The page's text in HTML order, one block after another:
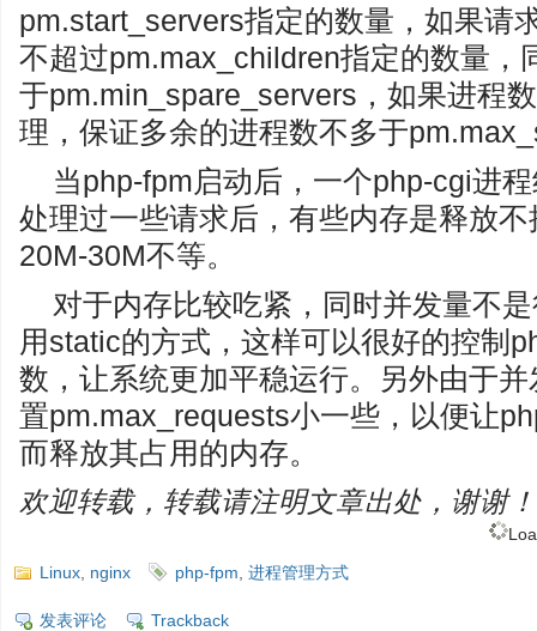
pm.start_servers指定的数量，如果请
不超过pm.max_children指定的数量，
于pm.min_spare_servers，如果进程
理，保证多余的进程数不多于
当php-fpm启动后，一个php-cgi进
处理过一些请求后，有些内存是释放
20M-30M不等。
对于内存比较吃紧，同时并发量不
用static的方式，这样可以很好的控制
数，让系统更加平稳运行。另外由于
置pm.max_requests小一些，以便让
而释放其占用的内存。
欢迎转载，转载请注明文章出处，谢谢！
Linux nginx php-fpm 进程管理方式
发表评论 Trackback